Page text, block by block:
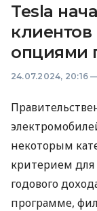
Tesla
опциями
24.07.2024, 20:16
некоторым
критерием для
годового
программе,